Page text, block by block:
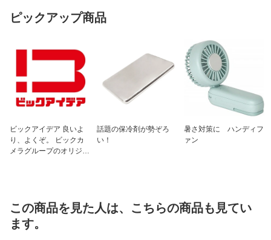
ピックアップ商品
ビックアイデア 良いよ
り、よくぞ。 ビックカ
メラグループのオリジナ
話題の保冷剤が勢ぞろ
い！
暑さ対策に ハンディフ
ァン
この商品を見た人は、こちらの商品も見てい
ます。